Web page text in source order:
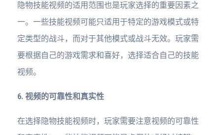
隐物技能视频的适用范围也是玩家选择的重要因素之
一。一些技能视频可能只适用于特定的游戏模式或特
定类型的战斗，而对于其他模式或战斗无效。玩家需
要根据自己的游戏需求和喜好，选择适合自己的技能
视频。
6. 视频的可靠性和真实性
在选择隐物技能视频时，玩家需要注意视频的可靠性